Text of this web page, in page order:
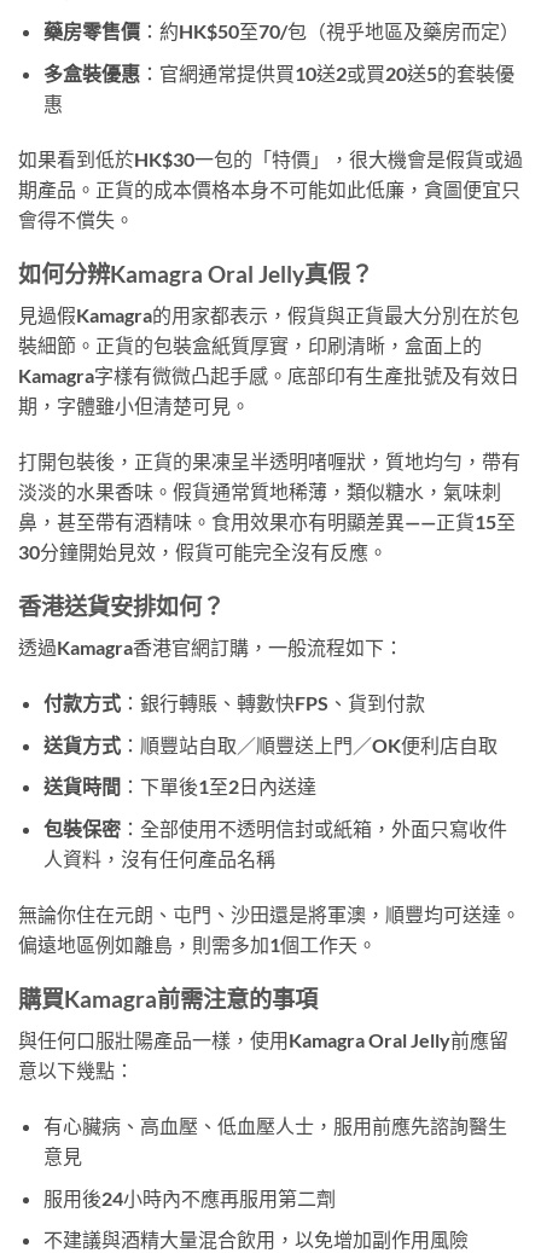
藥房零售價：約HK$50至70/包（視乎地區及藥房而定）
多盒裝優惠：官網通常提供買10送2或買20送5的套裝優
惠
如果看到低於HK$30一包的「特價」，很大機會是假貨或過
期產品。正貨的成本價格本身不可能如此低廉，貪圖便宜只
會得不償失。
如何分辨Kamagra Oral Jelly真假？
見過假Kamagra的用家都表示，假貨與正貨最大分別在於包
裝細節。正貨的包裝盒紙質厚實，印刷清晰，盒面上的
Kamagra字樣有微微凸起手感。底部印有生產批號及有效日
期，字體雖小但清楚可見。
打開包裝後，正貨的果凍呈半透明啫喱狀，質地均勻，帶有
淡淡的水果香味。假貨通常質地稀薄，類似糖水，氣味刺
鼻，甚至帶有酒精味。食用效果亦有明顯差異——正貨15至
30分鐘開始見效，假貨可能完全沒有反應。
香港送貨安排如何？
透過Kamagra香港官網訂購，一般流程如下：
付款方式：銀行轉賬、轉數快FPS、貨到付款
送貨方式：順豐站自取／順豐送上門／OK便利店自取
送貨時間 ：下單後1至2日內送達
包裝保密：全部使用不透明信封或紙箱，外面只寫收件
人資料，沒有任何產品名稱
無論你住在元朗、屯門、沙田還是將軍澳，順豐均可送達。
偏遠地區例如離島，則需多加1個工作天。
購買Kamagra前需注意的事項
與任何口服壯陽產品一樣，使用Kamagra Oral Jelly前應留
意以下幾點：
有心臟病、高血壓、低血壓人士，服用前應先諮詢醫生
意見
服用後24小時內不應再服用第二劑
不建議與酒精大量混合飲用，以免增加副作用風險